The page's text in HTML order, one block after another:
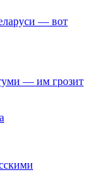
— вот
— им грозит